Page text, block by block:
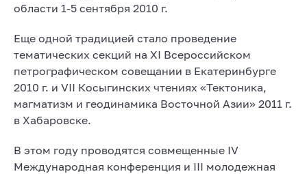
области 1-5 сентября 2010 г.
Еще одной традицией стало проведение
тематических секций на XI Всероссийском
петрографическом совещании в Екатеринбурге
2010 г. и VII Косыгинских чтениях «Тектоника,
магматизм и геодинамика Восточной Азии» 2011 г.
в Хабаровске.
В этом году проводятся совмещенные IV
Международная конференция и III молодежная